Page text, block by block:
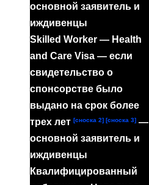
основной заявитель и
иждивенцы
Skilled Worker — Health
and Care Visa — если
свидетельство о
спонсорстве было
выдано на срок более
трех лет [сноска 2] [сноска 3] —
основной заявитель и
иждивенцы
Квалифицированный